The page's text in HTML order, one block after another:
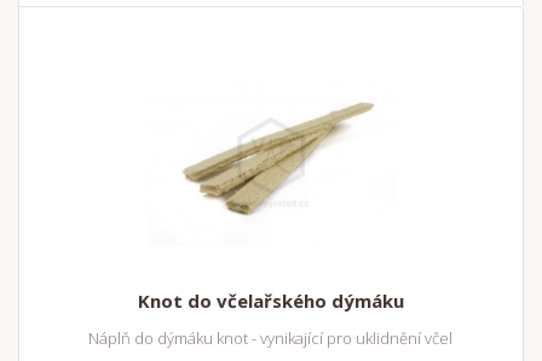
Knot do včelařského dýmáku
Náplň do dýmáku knot - vynikající pro uklidnění včel